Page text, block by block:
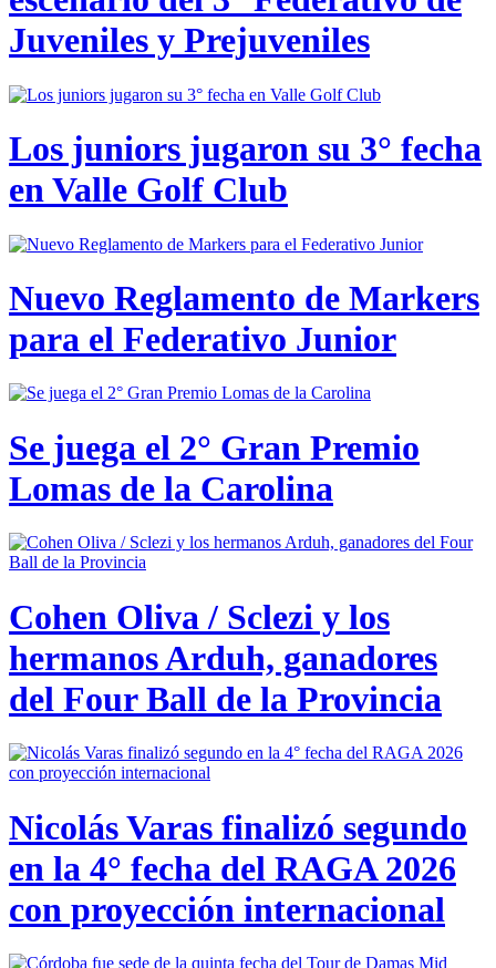
Juveniles y Prejuveniles
Los juniors jugaron su 3° fecha
en Valle Golf Club
Nuevo Reglamento de Markers
para el Federativo Junior
Se juega el 2° Gran Premio
Lomas de la Carolina
Cohen Oliva / Sclezi y los
hermanos Arduh, ganadores
del Four Ball de la Provincia
Nicolás Varas finalizó segundo
en la 4° fecha del RAGA 2026
con proyección internacional